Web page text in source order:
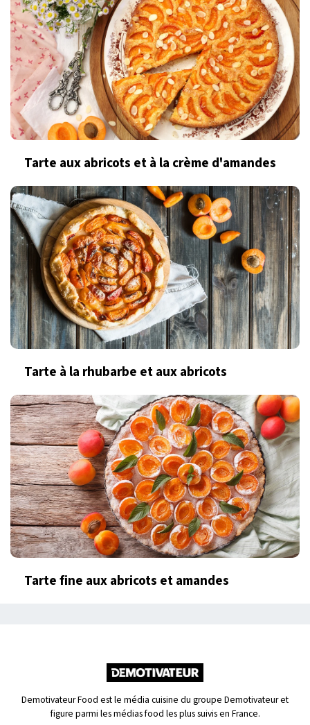
Tarte aux abricots et à la crème d'amandes
Tarte à la rhubarbe et aux abricots
Tarte fine aux abricots et amandes
Demotivateur Food est le média cuisine du groupe Demotivateur et
figure parmi les médias food les plus suivis en France.